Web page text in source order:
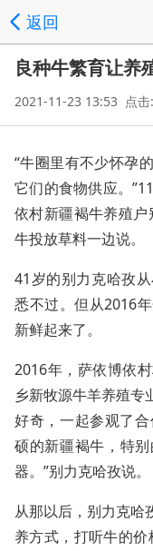
返回
良种牛繁育让养
2021-11-23 13:53 点击
“牛圈里有不少怀孕
它们的食物供应。
依村新疆褐牛养殖户
牛投放草料一边说。
41岁的别力克哈孜
悉不过。但从2016
新鲜起来了。
2016年，萨依博依
乡新牧源牛羊养殖专
好奇，一起参观了
硕的新疆褐牛，特
器。”别力克哈孜说。
从那以后，别力克哈
养方式，打听牛的